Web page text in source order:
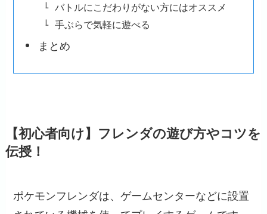
バトルにこだわりがない方にはオススメ
手ぶらで気軽に遊べる
まとめ
【初心者向け】フレンダの遊び方やコツを
伝授！
ポケモンフレンダは、ゲームセンターなどに設置